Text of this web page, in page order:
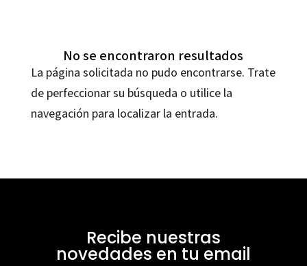
No se encontraron resultados
La página solicitada no pudo encontrarse. Trate
de perfeccionar su búsqueda o utilice la
navegación para localizar la entrada.
Recibe nuestras
novedades en tu email